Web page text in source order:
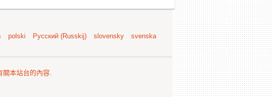
polski Русский (Russkij) slovensky
svenska
關本站台的內容.